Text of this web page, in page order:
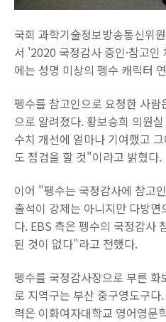
국회 과학기술정보방송통신위
서 '2020 국정감사 증인·참고
에는 성명 미상의 펭수 캐릭터
펭수를 참고인으로 요청한 사
으로 알려졌다. 황보승희 의원
수치 개선에 얼마나 기여했고
도 점검을 할 것"이라고 밝혔다.
이어 "펭수는 국정감사에 참고
출석이 강제는 아니지만 다방
다. EBS 측은 펭수의 국정감사
된 것이 없다"라고 전했다.
펭수를 국정감사장으로 부른
로 지역구는 부산 중구영도구
력은 이화여자대학교 영어영문